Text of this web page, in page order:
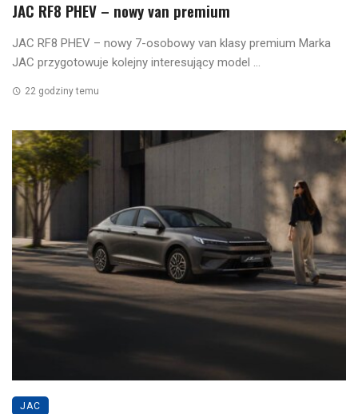
JAC RF8 PHEV – nowy van premium
JAC RF8 PHEV – nowy 7-osobowy van klasy premium Marka
JAC przygotowuje kolejny interesujący model ...
22 godziny temu
JAC